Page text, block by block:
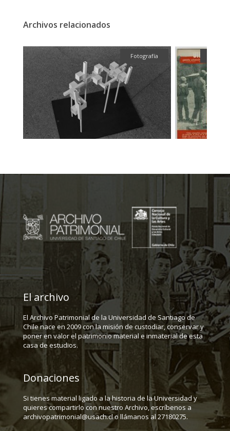
Archivos relacionados
Fotografía
El archivo
El Archivo Patrimonial de la Universidad de Santiago de
Chile nace en 2009 con la misión de custodiar, conservar y
poner en valor el patrimonio material e inmaterial de esta
casa de estudios.
Donaciones
Si tienes material ligado a la historia de la Universidad y
quieres compartirlo con nuestro Archivo, escríbenos a
archivopatrimonial@usach.cl o llámanos al 27180275.